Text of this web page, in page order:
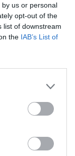
us or personal
opt-out of the
list of downstream
the IAB’s List of
Forța
REPER
SOS
POT
PUSL (D.